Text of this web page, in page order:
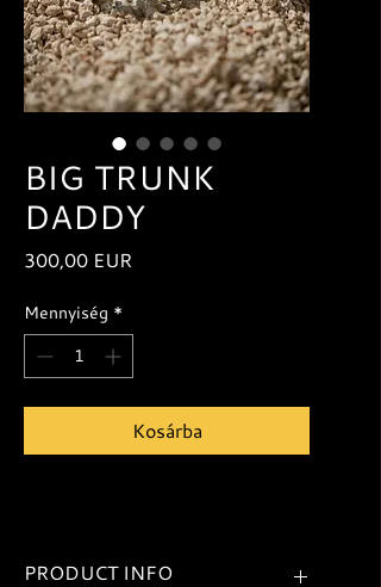
BIG TRUNK
DADDY
300,00 EUR
Mennyiség *
Kosárba
PRODUCT INFO